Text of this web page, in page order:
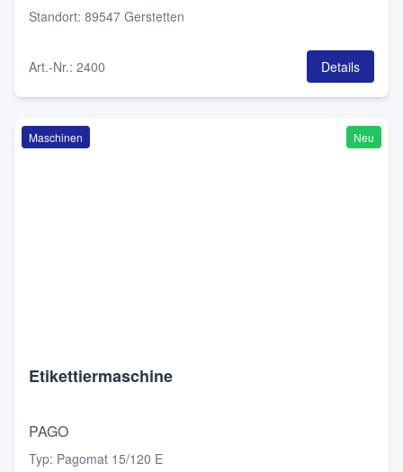
Standort: 89547 Gerstetten
Art.-Nr.: 2400 Details
Maschinen Neu
Etikettiermaschine
PAGO
Typ: Pagomat 15/120 E